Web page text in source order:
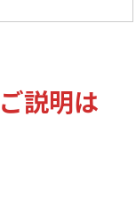
説明は